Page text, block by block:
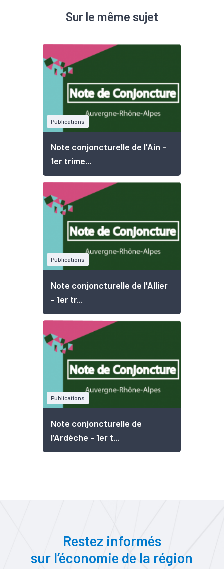
Sur le même sujet
Publications
Note conjoncturelle de l'Ain -
1er trime...
Publications
Note conjoncturelle de l'Allier
- 1er tr...
Publications
Note conjoncturelle de
l’Ardèche - 1er t...
Restez informés
sur l’économie de la région